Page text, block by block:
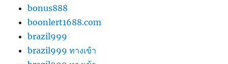
bonus888
boonlert1688.com
brazil999
brazil999 ทางเข้า